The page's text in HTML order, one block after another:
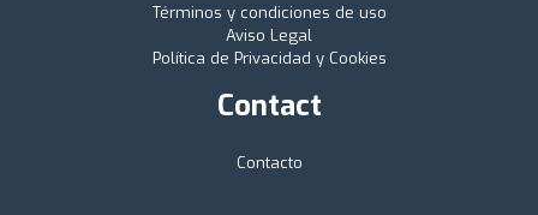
Términos y condiciones de uso
Aviso Legal
Política de Privacidad y Cookies
Contact
Contacto